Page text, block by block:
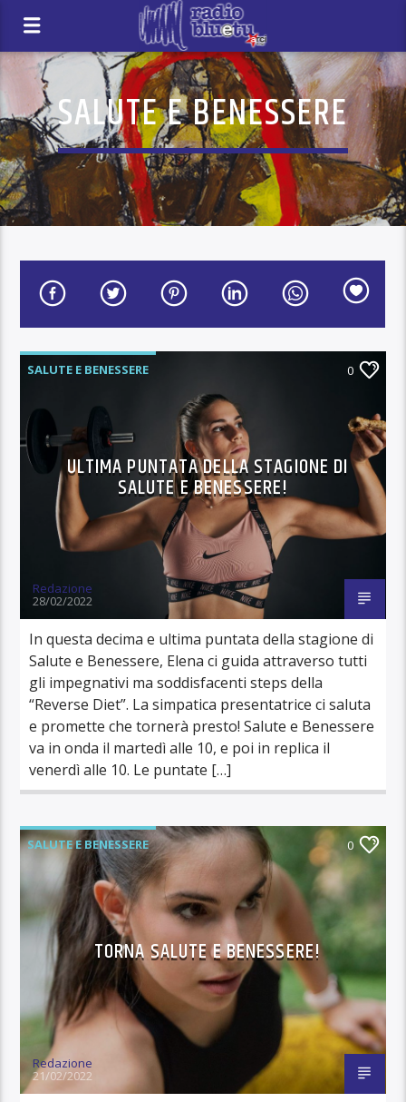
SALUTE E BENESSERE
SALUTE E BENESSERE 0
ULTIMA PUNTATA DELLA STAGIONE DI
SALUTE E BENESSERE!
Redazione
28/02/2022
In questa decima e ultima puntata della stagione di
Salute e Benessere, Elena ci guida attraverso tutti
gli impegnativi ma soddisfacenti steps della
“Reverse Diet”. La simpatica presentatrice ci saluta
e promette che tornerà presto! Salute e Benessere
va in onda il martedì alle 10, e poi in replica il
venerdì alle 10. Le puntate […]
SALUTE E BENESSERE 0
TORNA SALUTE E BENESSERE!
Redazione
21/02/2022